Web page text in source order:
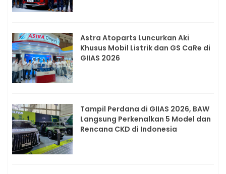
Astra Atoparts Luncurkan Aki
Khusus Mobil Listrik dan GS CaRe di
GIIAS 2026
Tampil Perdana di GIIAS 2026, BAW
Langsung Perkenalkan 5 Model dan
Rencana CKD di Indonesia